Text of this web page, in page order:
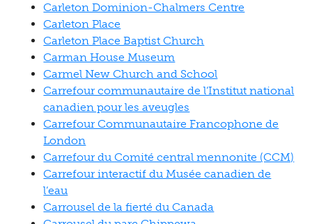
Carleton Dominion-Chalmers Centre
Carleton Place
Carleton Place Baptist Church
Carman House Museum
Carmel New Church and School
Carrefour communautaire de l’Institut national
canadien pour les aveugles
Carrefour Communautaire Francophone de
London
Carrefour du Comité central mennonite (CCM)
Carrefour interactif du Musée canadien de
l’eau
Carrousel de la fierté du Canada